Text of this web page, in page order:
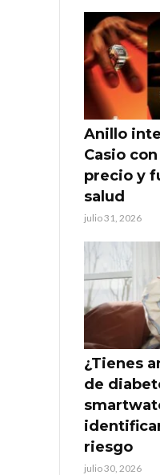
Anillo
Casio
precio y
salud
julio 31, 2026
¿Tienes
de
riesgo
julio 30, 2026